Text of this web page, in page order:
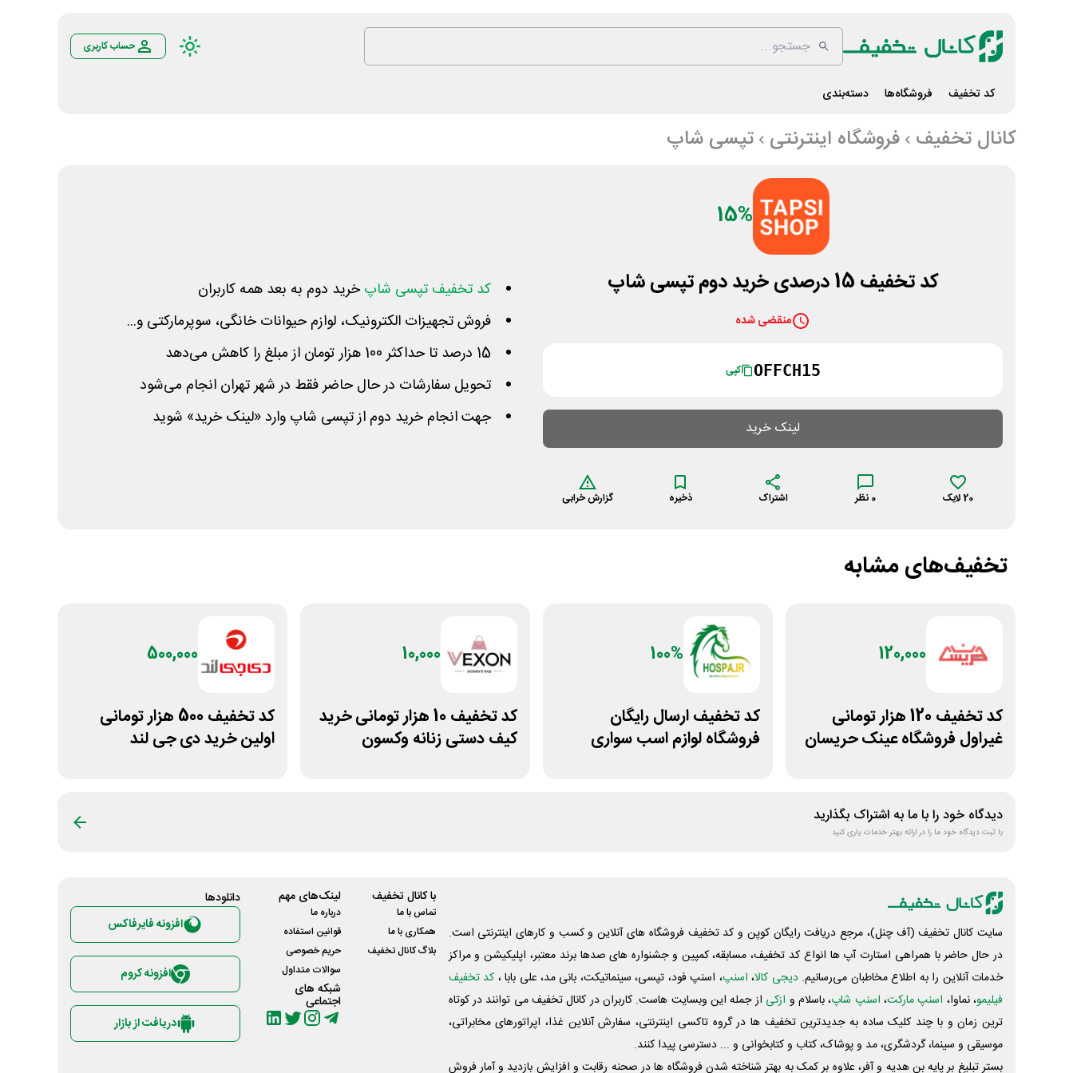
حساب کاربری
کد تخفیف فروشگاه‌ها دسته‌بندی
کانال تخفیف فروشگاه اینترنتی تپسی شاپ
15%
کد تخفیف 15 درصدی خرید دوم تپسی شاپ
منقضی شده
OFFCH15 کپی
لینک خرید
20 لایک 0 نظر اشتراک ذخیره گزارش خرابی
کد تخفیف تپسی شاپخرید دوم به بعد همه کاربران
فروش تجهیزات الکترونیک، لوازم حیوانات خانگی، سوپرمارکتی و...
15 درصد تا حداکثر 100 هزار تومان از مبلغ را کاهش می‌دهد
تحویل سفارشات در حال حاضر فقط در شهر تهران انجام می‌شود
جهت انجام خرید دوم از تپسی شاپ وارد «لینک خرید» شوید
تخفیف‌های مشابه
120,000
کد تخفیف 120 هزار تومانی
غیراول فروشگاه عینک حریسان
100%
کد تخفیف ارسال رایگان
فروشگاه لوازم اسب سواری
10,000
کد تخفیف 10 هزار تومانی خرید
کیف دستی زنانه وکسون
500,000
کد تخفیف 500 هزار تومانی
اولین خرید دی جی لند
دیدگاه خود را با ما به اشتراک بگذارید
با ثبت دیدگاه خود ما را در ارائه بهتر خدمات یاری کنید
سایت کانال تخفیف (آف چنل)، مرجع دریافت رایگان کوپن و کد تخفیف فروشگاه های آنلاین و کسب و‌ کارهای اینترنتی است.
در حال حاضر با همراهی استارت آپ ها انواع کد تخفیف، مسابقه، کمپین و جشنواره های صدها برند معتبر، اپلیکیشن و مراکز
خدمات آنلاین را به اطلاع مخاطبان می‌رسانیم. دیجی کالا، اسنپ، اسنپ فود، تپسی، سینماتیکت، بانی مد، علی‌ بابا ، کد تخفیف
فیلیمو، نماوا، اسنپ مارکت، اسنپ شاپ، باسلام و ازکی از جمله این وبسایت ‌هاست. کاربران در کانال تخفیف می توانند در کوتاه
ترین زمان و با چند کلیک ساده به جدیدترین تخفیف ها در گروه تاکسی اینترنتی، سفارش آنلاین غذا، اپراتورهای مخابراتی،
موسیقی و سینما، گردشگری، مد و پوشاک، کتاب و کتابخوانی و ... دسترسی پیدا کنند.
بستر تبلیغ بر پایه بن هدیه و آفر، علاوه بر کمک به بهتر شناخته شدن فروشگاه ها در صحنه رقابت و افزایش بازدید و آمار فروش
با کانال تخفیف
تماس با ما
همکاری با ما
بلاگ کانال تخفیف
لینک‌های مهم
درباره ما
قوانین استفاده
حریم خصوصی
سوالات متداول
شبکه های
اجتماعی
دانلود‌ها
افزونه فایرفاکس
افزونه کروم
دریافت از بازار